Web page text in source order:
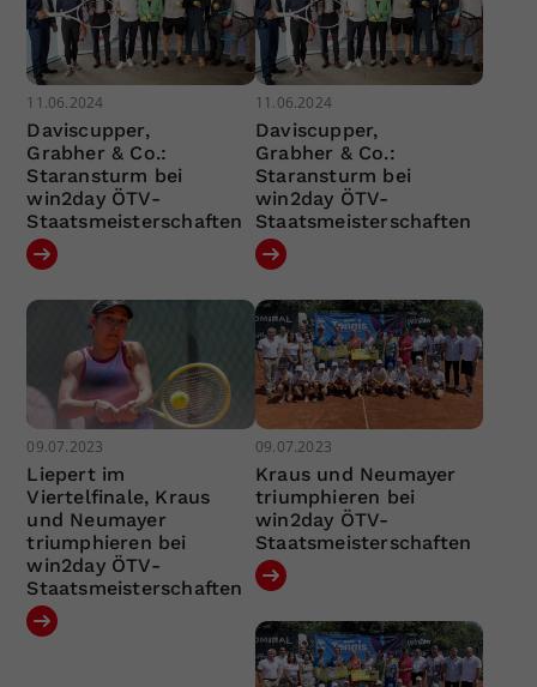
11.06.2024
Daviscupper,
Grabher & Co.:
Staransturm bei
win2day ÖTV-
Staatsmeisterschaften
11.06.2024
Daviscupper,
Grabher & Co.:
Staransturm bei
win2day ÖTV-
Staatsmeisterschaften
09.07.2023
Liepert im
Viertelfinale, Kraus
und Neumayer
triumphieren bei
win2day ÖTV-
Staatsmeisterschaften
09.07.2023
Kraus und Neumayer
triumphieren bei
win2day ÖTV-
Staatsmeisterschaften